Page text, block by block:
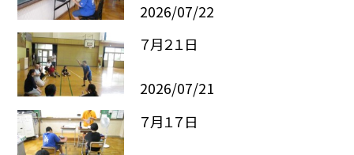
2026/07/22
７月２１日
2026/07/21
７月１７日